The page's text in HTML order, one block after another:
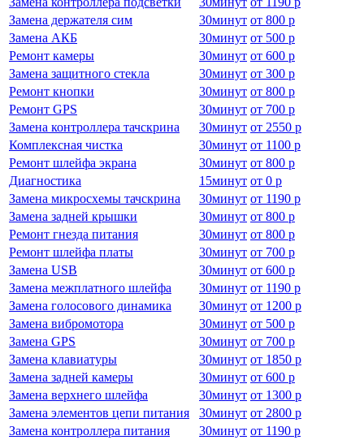
Замена держателя сим
30минут от 800 р
Замена АКБ
30минут от 500 р
Ремонт камеры
30минут от 600 р
Замена защитного стекла
30минут от 300 р
Ремонт кнопки
30минут от 800 р
Ремонт GPS
30минут от 700 р
Замена контроллера тачскрина
30минут от 2550 р
Комплексная чистка
30минут от 1100 р
Ремонт шлейфа экрана
30минут от 800 р
Диагностика
15минут от 0 р
Замена микросхемы тачскрина
30минут от 1190 р
Замена задней крышки
30минут от 800 р
Ремонт гнезда питания
30минут от 800 р
Ремонт шлейфа платы
30минут от 700 р
Замена USB
30минут от 600 р
Замена межплатного шлейфа
30минут от 1190 р
Замена голосового динамика
30минут от 1200 р
Замена вибромотора
30минут от 500 р
Замена GPS
30минут от 700 р
Замена клавиатуры
30минут от 1850 р
Замена задней камеры
30минут от 600 р
Замена верхнего шлейфа
30минут от 1300 р
Замена элементов цепи питания
30минут от 2800 р
Замена контроллера питания
30минут от 1190 р